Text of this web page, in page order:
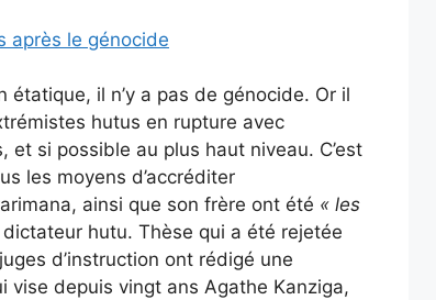
après le génocide
étatique, il n’y a pas de génocide. Or il
hutus en rupture avec
si possible au plus haut niveau. C’est
les moyens d’accréditer
ainsi que son frère ont été « les
hutu. Thèse qui a été rejetée
d’instruction ont rédigé une
vise depuis vingt ans Agathe Kanziga,